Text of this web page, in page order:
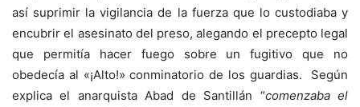
así suprimir la vigilancia de la fuerza que lo custodiaba y
encubrir el asesinato del preso, alegando el precepto legal
que permitía hacer fuego sobre un fugitivo que no
obedecía al «¡Alto!» conminatorio de los guardias. Según
explica el anarquista Abad de Santillán “comenzaba el